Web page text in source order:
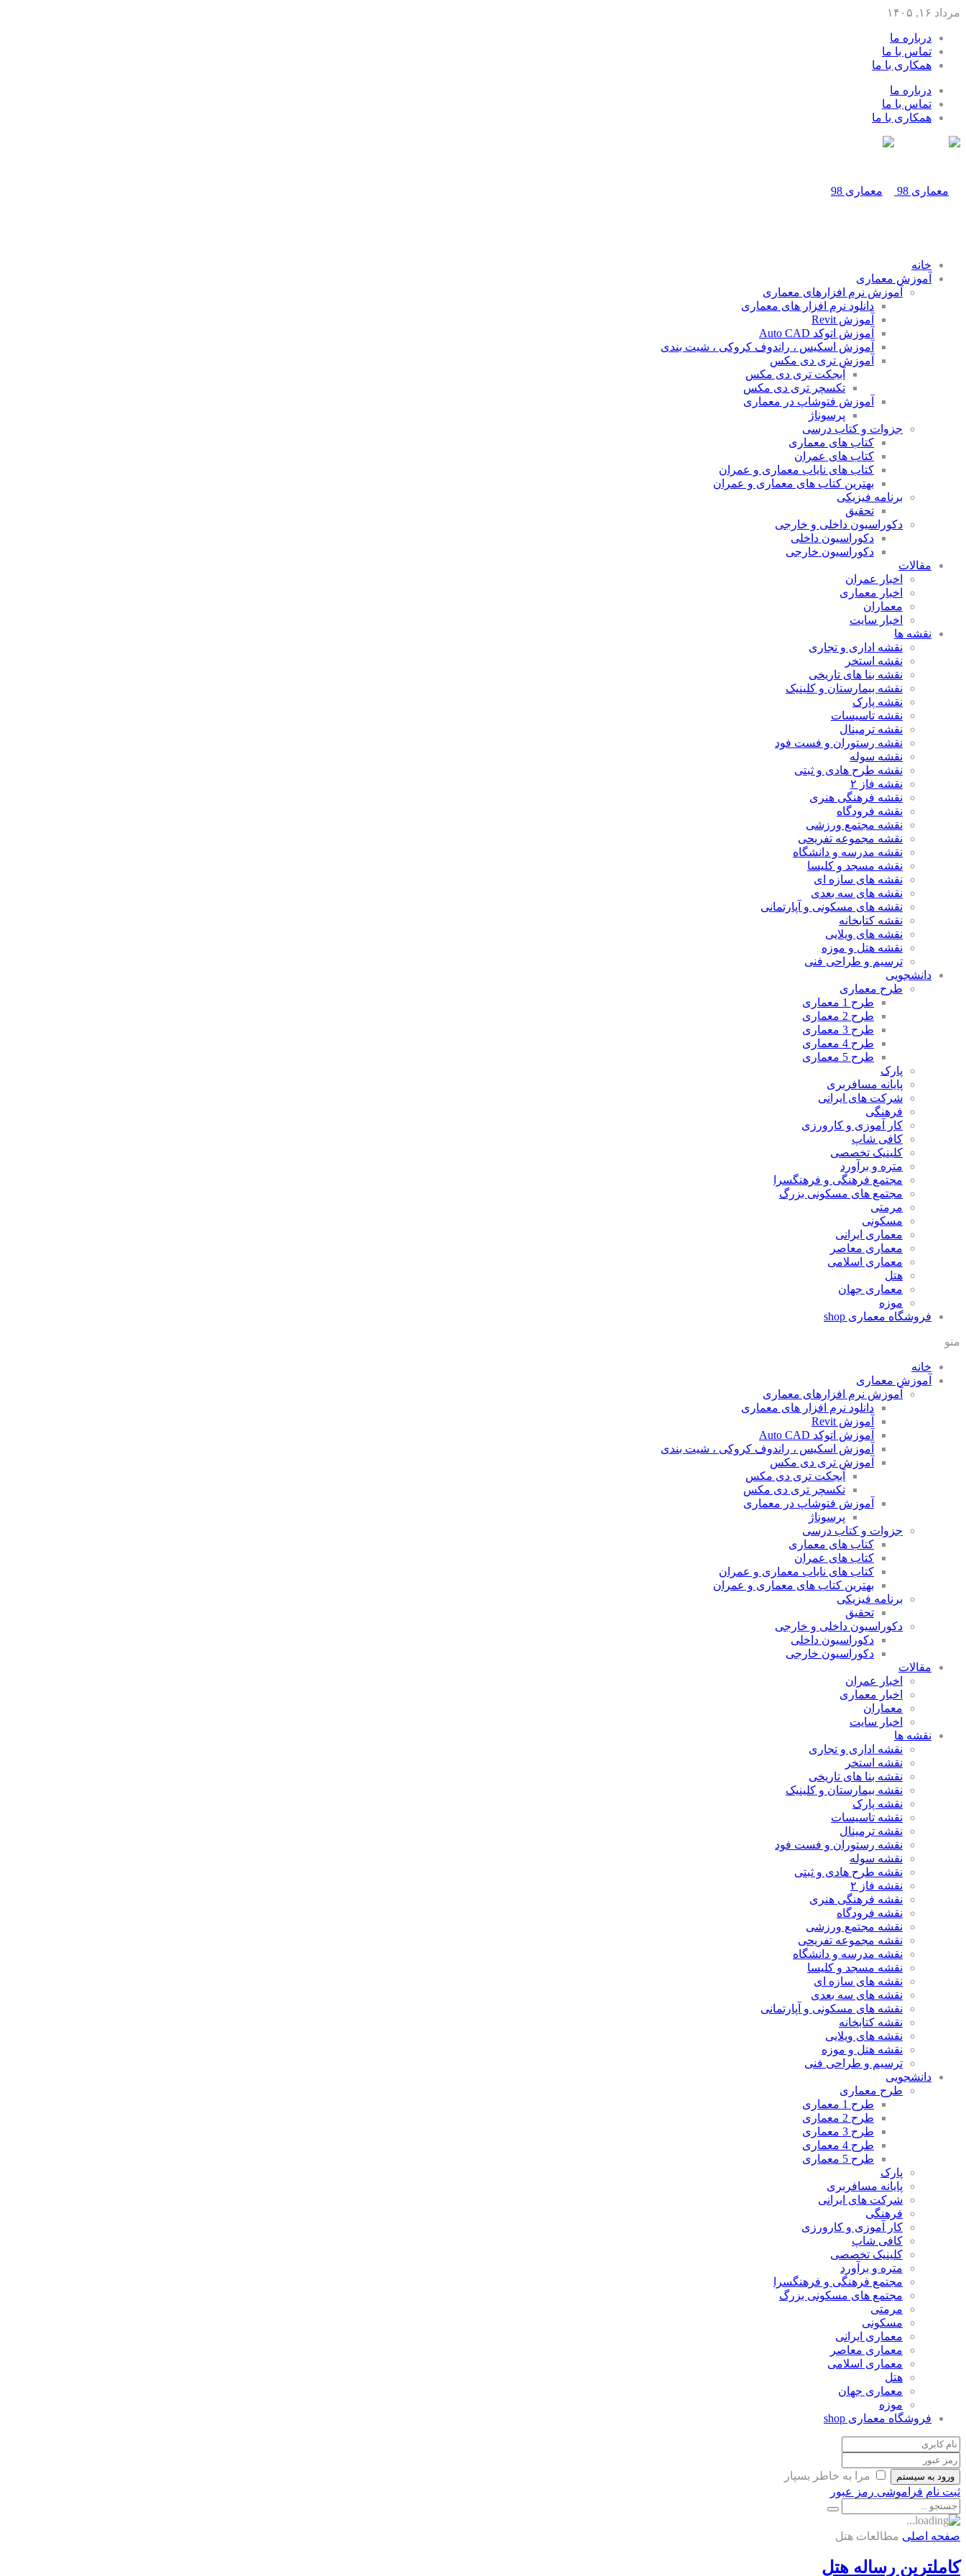
مرداد ۱۶, ۱۴۰۵
درباره ما
تماس با ما
همکاری با ما
درباره ما
تماس با ما
همکاری با ما
خانه
آموزش معماری
آموزش نرم افزارهای معماری
دانلود نرم افزار های معماری
آموزش Revit
آموزش اتوکد Auto CAD
آموزش اسکیس ، راندوف کروکی ، شیت بندی
آموزش تری دی مکس
آبجکت تری دی مکس
تکسچر تری دی مکس
آموزش فتوشاپ در معماری
پرسوناژ
جزوات و کتاب درسی
کتاب های معماری
کتاب های عمران
کتاب های نایاب معماری و عمران
بهترین کتاب های معماری و عمران
برنامه فیزیکی
تحقیق
دکوراسیون داخلی و خارجی
دکوراسیون داخلی
دکوراسیون خارجی
مقالات
اخبار عمران
اخبار معماری
معماران
اخبار سایت
نقشه ها
نقشه اداری و تجاری
نقشه استخر
نقشه بنا های تاریخی
نقشه بیمارستان و کلینیک
نقشه پارک
نقشه تاسیسات
نقشه ترمینال
نقشه رستوران و فست فود
نقشه سوله
نقشه طرح هادی و ثبتی
نقشه فاز ۲
نقشه فرهنگی هنری
نقشه فرودگاه
نقشه مجتمع ورزشی
نقشه مجموعه تفریحی
نقشه مدرسه و دانشگاه
نقشه مسجد و کلیسا
نقشه های سازه ای
نقشه های سه بعدی
نقشه های مسکونی و آپارتمانی
نقشه کتابخانه
نقشه های ویلایی
نقشه هتل و موزه
ترسیم و طراحی فنی
دانشجویی
طرح معماری
طرح 1 معماری
طرح 2 معماری
طرح 3 معماری
طرح 4 معماری
طرح 5 معماری
پارک
پایانه مسافربری
شرکت های ایرانی
فرهنگی
کار آموزی و کارورزی
کافی شاپ
کلینیک تخصصی
متره و برآورد
مجتمع فرهنگی و فرهنگسرا
مجتمع های مسکونی بزرگ
مرمتی
مسکونی
معماری ایرانی
معماری معاصر
معماری اسلامی
هتل
معماری جهان
موزه
فروشگاه معماری shop
منو
خانه
آموزش معماری
آموزش نرم افزارهای معماری
دانلود نرم افزار های معماری
آموزش Revit
آموزش اتوکد Auto CAD
آموزش اسکیس ، راندوف کروکی ، شیت بندی
آموزش تری دی مکس
آبجکت تری دی مکس
تکسچر تری دی مکس
آموزش فتوشاپ در معماری
پرسوناژ
جزوات و کتاب درسی
کتاب های معماری
کتاب های عمران
کتاب های نایاب معماری و عمران
بهترین کتاب های معماری و عمران
برنامه فیزیکی
تحقیق
دکوراسیون داخلی و خارجی
دکوراسیون داخلی
دکوراسیون خارجی
مقالات
اخبار عمران
اخبار معماری
معماران
اخبار سایت
نقشه ها
نقشه اداری و تجاری
نقشه استخر
نقشه بنا های تاریخی
نقشه بیمارستان و کلینیک
نقشه پارک
نقشه تاسیسات
نقشه ترمینال
نقشه رستوران و فست فود
نقشه سوله
نقشه طرح هادی و ثبتی
نقشه فاز ۲
نقشه فرهنگی هنری
نقشه فرودگاه
نقشه مجتمع ورزشی
نقشه مجموعه تفریحی
نقشه مدرسه و دانشگاه
نقشه مسجد و کلیسا
نقشه های سازه ای
نقشه های سه بعدی
نقشه های مسکونی و آپارتمانی
نقشه کتابخانه
نقشه های ویلایی
نقشه هتل و موزه
ترسیم و طراحی فنی
دانشجویی
طرح معماری
طرح 1 معماری
طرح 2 معماری
طرح 3 معماری
طرح 4 معماری
طرح 5 معماری
پارک
پایانه مسافربری
شرکت های ایرانی
فرهنگی
کار آموزی و کارورزی
کافی شاپ
کلینیک تخصصی
متره و برآورد
مجتمع فرهنگی و فرهنگسرا
مجتمع های مسکونی بزرگ
مرمتی
مسکونی
معماری ایرانی
معماری معاصر
معماری اسلامی
هتل
معماری جهان
موزه
فروشگاه معماری shop
ورود به سیستم
مرا به خاطر بسپار
ثبت نام فراموشی رمز عبور
صفحه اصلی مطالعات هتل
کاملترین رساله هتل